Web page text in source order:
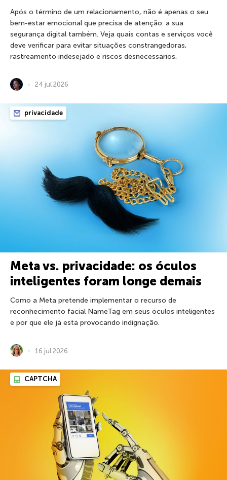
Após o término de um relacionamento, não é apenas o seu
bem-estar emocional que precisa de atenção: a sua
segurança digital também. Veja quais contas e serviços você
deve verificar para evitar situações constrangedoras,
rastreamento indesejado e riscos desnecessários.
24 jul 2026
privacidade
Meta vs. privacidade: os óculos
inteligentes foram longe demais
Como a Meta pretende implementar o recurso de
reconhecimento facial NameTag em seus óculos inteligentes
e por que ele já está provocando indignação.
16 jul 2026
CAPTCHA